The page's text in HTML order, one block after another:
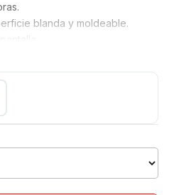
blanda y moldeable.
de Ajuste perfecto para
de 100% en tu